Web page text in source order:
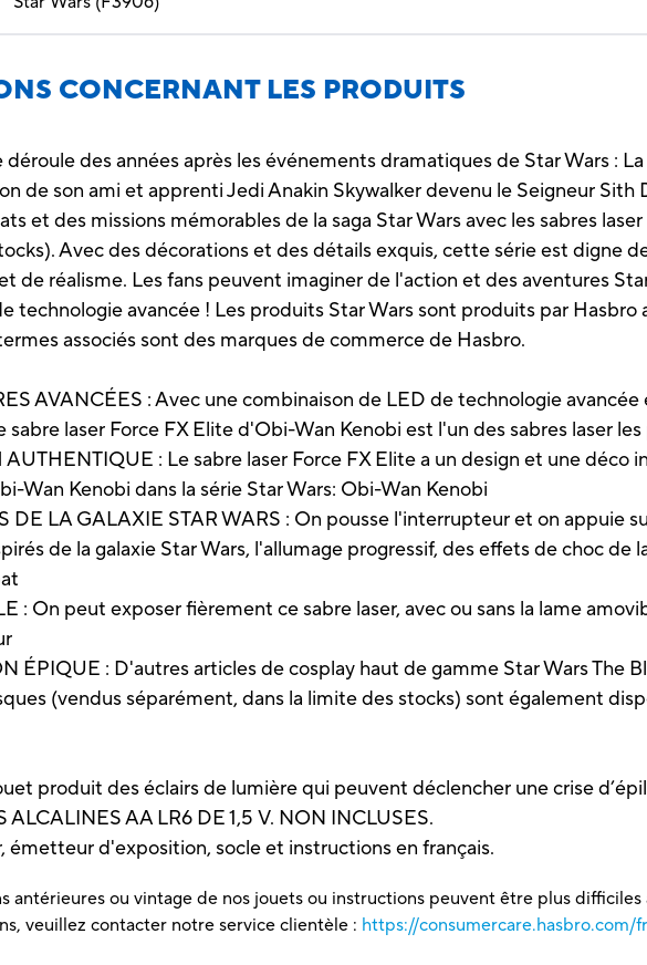
CONCERNANT LES PRODUITS
des années après les événements dramatiques de Star Wars :
de son ami et apprenti Jedi Anakin Skywalker devenu le Seigneur
et des missions mémorables de la saga Star Wars avec les sabres
Avec des décorations et des détails exquis, cette série est digne
de réalisme. Les fans peuvent imaginer de l'action et des aventures
technologie avancée ! Les produits Star Wars sont produits par
associés sont des marques de commerce de Hasbro.
AVANCÉES : Avec une combinaison de LED de technologie
sabre laser Force FX Elite d'Obi-Wan Kenobi est l'un des sabres laser
: Le sabre laser Force FX Elite a un design et une déco
Wan Kenobi dans la série Star Wars: Obi-Wan Kenobi
DE LA GALAXIE STAR WARS : On pousse l'interrupteur et on appuie
de la galaxie Star Wars, l'allumage progressif, des effets de choc de
: On peut exposer fièrement ce sabre laser, avec ou sans la lame
ÉPIQUE : D'autres articles de cosplay haut de gamme Star Wars The
(vendus séparément, dans la limite des stocks) sont également
produit des éclairs de lumière qui peuvent déclencher une crise
ALCALINES AA LR6 DE 1,5 V. NON INCLUSES.
émetteur d'exposition, socle et instructions en français.
antérieures ou vintage de nos jouets ou instructions peuvent être plus difficiles
veuillez contacter notre service clientèle : https://consumercare.hasbro.com/